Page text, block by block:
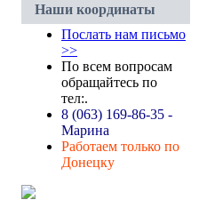
Наши координаты
Послать нам письмо
>>
По всем вопросам
обращайтесь по
тел:.
8 (063) 169-86-35 -
Марина
Работаем только по
Донецку